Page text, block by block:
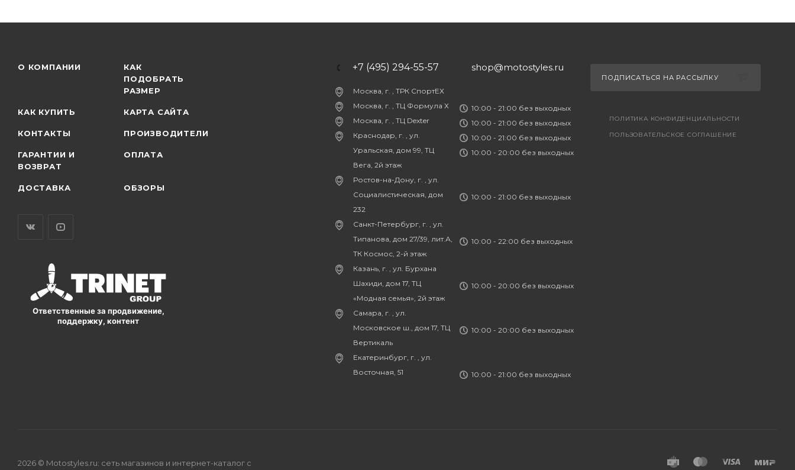
О КОМПАНИИ
КАК
ПОДОБРАТЬ
РАЗМЕР
КАК КУПИТЬ КАРТА САЙТА
КОНТАКТЫ ПРОИЗВОДИТЕЛИ
ГАРАНТИИ И
ВОЗВРАТ
ОПЛАТА
ДОСТАВКА ОБЗОРЫ
Ответственные за продвижение,
поддержку, контент
+7 (495) 294-55-57
Москва, г. , ТРК СпортЕХ
Москва, г. , ТЦ Формула Х
Москва, г. , ТЦ Dexter
Краснодар, г. , ул.
Уральская, дом 99, ТЦ
Вега, 2й этаж
Ростов-на-Дону, г. , ул.
Социалистическая, дом
232
Санкт-Петербург, г. , ул.
Типанова, дом 27/39, лит.А,
ТК Космос, 2-й этаж
Казань, г. , ул. Бурхана
Шахиди, дом 17, ТЦ
«Модная семья», 2й этаж
Самара, г. , ул.
Московское ш., дом 17, ТЦ
Вертикаль
Екатеринбург, г. , ул.
Восточная, 51
shop@motostyles.ru
10:00 - 21:00 без выходных
10:00 - 21:00 без выходных
10:00 - 21:00 без выходных
10:00 - 20:00 без выходных
10:00 - 21:00 без выходных
10:00 - 22:00 без выходных
10:00 - 20:00 без выходных
10:00 - 20:00 без выходных
10:00 - 21:00 без выходных
ПОДПИСАТЬСЯ НА РАССЫЛКУ
ПОЛИТИКА КОНФИДЕНЦИАЛЬНОСТИ
ПОЛЬЗОВАТЕЛЬСКОЕ СОГЛАШЕНИЕ
2026 © Motostyles.ru: сеть магазинов и интернет-каталог с